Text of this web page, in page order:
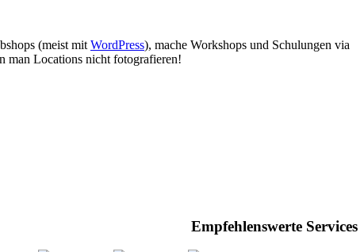
(meist mit WordPress), mache Workshops und Schulungen via
man Locations nicht fotografieren!
Empfehlenswerte Services